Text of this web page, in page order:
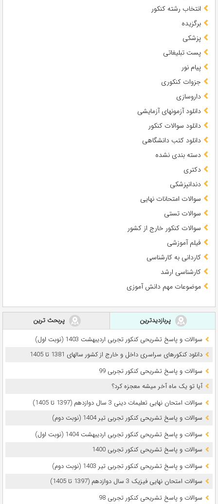
انتخاب رشته کنکور
برگزیده
پزشکی
پست تبلیغاتی
پیام نور
جزوات کنکوری
داروسازی
دانلود آزمونهای آزمایشی
دانلود سوالات کنکور
دانلود کتب دانشگاهی
دسته بندی نشده
دکتری
دندانپزشکی
سوالات امتحانات نهایی
سوالات تستی
سوالات کنکور خارج از کشور
فیلم آموزشی
کاردانی به کارشناسی
کارشناسی ارشد
موضوعات مهم دانش آموزی
پربازدیدترین
پربحث ترین
سوالات و پاسخ تشریحی کنکور تجربی اردیبهشت 1403 (نوبت اول)
دانلود کنکورهای سراسری داخل و خارج از کشور سالهای 1381 تا 1405
سوالات و پاسخ تشریحی کنکور تجربی 99
آیا تو یک ماه آخر میشه معجزه کرد؟
سوالات امتحان نهایی تعلیمات دینی 3 سال دوازدهم (1397 تا 1405)
سوالات و پاسخ تشریحی کنکور تجربی تیر 1404 (نوبت دوم)
سوالات و پاسخ تشریحی کنکور تجربی اردیبهشت 1404 (نوبت اول)
سوالات و پاسخ تشریحی کنکور تجربی 1400
سوالات و پاسخ تشریحی کنکور تجربی تیر 1403 (نوبت دوم)
سوالات امتحان نهایی فیزیک 3 سال دوازدهم (1397 تا 1405)
سوالات و پاسخ تشریحی کنکور تجربی 98